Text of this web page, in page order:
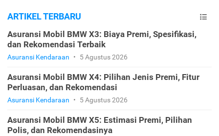
ARTIKEL TERBARU
Asuransi Mobil BMW X3: Biaya Premi, Spesifikasi,
dan Rekomendasi Terbaik
Asuransi Kendaraan • 5 Agustus 2026
Asuransi Mobil BMW X4: Pilihan Jenis Premi, Fitur
Perluasan, dan Rekomendasi
Asuransi Kendaraan • 5 Agustus 2026
Asuransi Mobil BMW X5: Estimasi Premi, Pilihan
Polis, dan Rekomendasinya